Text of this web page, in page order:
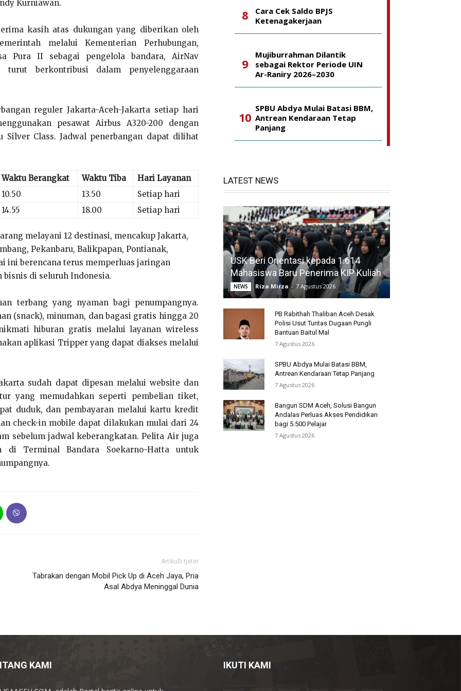
Kurniawan.
kasih atas dukungan yang diberikan oleh
melalui Kementerian Perhubungan,
Pura II sebagai pengelola bandara, AirNav
berkontribusi dalam penyelenggaraan
reguler Jakarta-Aceh-Jakarta setiap hari
pesawat Airbus A320-200 dengan
Class. Jadwal penerbangan dapat dilihat
Waktu Berangkat Waktu Tiba
Hari Layanan
10.50
13.50
Setiap hari
14.55
18.00 Setiap hari
melayani 12 destinasi, mencakup Jakarta,
Pekanbaru, Balikpapan, Pontianak,
ini berencana terus memperluas jaringan
di seluruh Indonesia.
terbang yang nyaman bagi penumpangnya.
(snack), minuman, dan bagasi gratis hingga 20
hiburan gratis melalui layanan wireless
aplikasi Tripper yang dapat diakses melalui
sudah dapat dipesan melalui website dan
yang memudahkan seperti pembelian tiket,
duduk, dan pembayaran melalui kartu kredit
check-in mobile dapat dilakukan mulai dari 24
sebelum jadwal keberangkatan. Pelita Air juga
di Terminal Bandara Soekarno-Hatta untuk
Artikulli tjetër
Tabrakan dengan Mobil Pick Up di Aceh Jaya, Pria
Asal Abdya Meninggal Dunia
Cara Cek Saldo BPJS
Ketenagakerjaan
Mujiburrahman Dilantik
sebagai Rektor Periode UIN
Ar-Raniry 2026–2030
SPBU Abdya Mulai Batasi BBM,
Antrean Kendaraan Tetap
Panjang
LATEST NEWS
USK Beri Orientasi kepada 1.614
Mahasiswa Baru Penerima KIP Kuliah
NEWS Riza Mirza - 7 Agustus 2026
PB Rabithah Thaliban Aceh Desak
Polisi Usut Tuntas Dugaan Pungli
Bantuan Baitul Mal
7 Agustus 2026
SPBU Abdya Mulai Batasi BBM,
Antrean Kendaraan Tetap Panjang
7 Agustus 2026
Bangun SDM Aceh, Solusi Bangun
Andalas Perluas Akses Pendidikan
bagi 5.500 Pelajar
7 Agustus 2026
KAMI IKUTI KAMI